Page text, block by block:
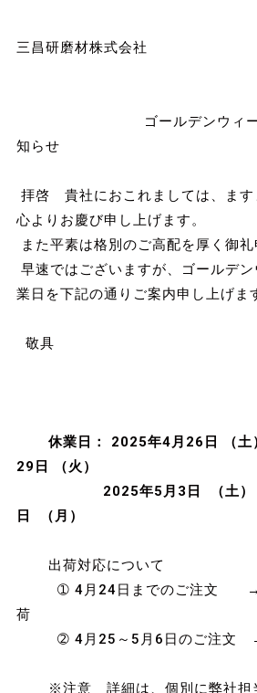
三昌研磨材株式会社
ゴールデンウィーク期
知らせ
拝啓 貴社におこれましては、ます
心よりお慶び申し上げます。
また平素は格別のご高配を厚く御礼
早速ではございますが、ゴールデ
業日を下記の通りご案内申し上げま
敬具
休業日： 2025年4月26日 （
29日 （火）
2025年5月3日 （土）
日 （月）
出荷対応について
➀ 4月24日までのご注文 →
荷
➁ 4月25～5月6日のご注文 →
※注意 詳細は、個別に弊社担当